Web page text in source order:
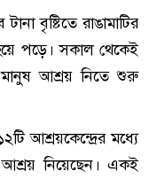
বৃষ্টিতে রাঙামাটির
পড়ে। সকাল থেকেই
আশ্রয় নিতে শুরু
আশ্রয়কেন্দ্রের মধ্যে
নিয়েছেন। একই